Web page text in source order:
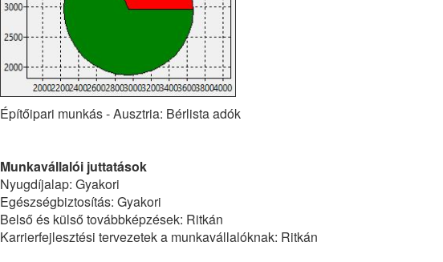
Építőipari munkás - Ausztria: Bérlista adók
Munkavállalói juttatások
Nyugdíjalap: Gyakori
Egészségbiztosítás: Gyakori
Belső és külső továbbképzések: Ritkán
Karrierfejlesztési tervezetek a munkavállalóknak: Ritkán